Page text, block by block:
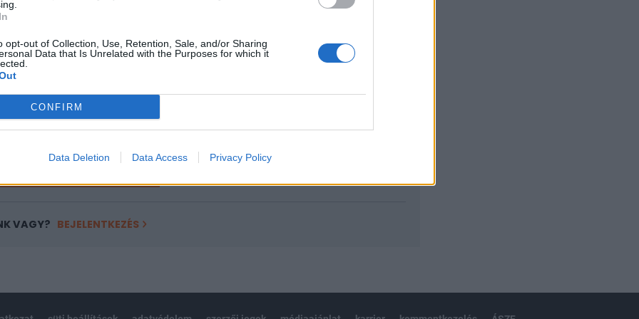
opt-out of Collection, Use, Retention, Sale, and/or Sharing
Data that Is Unrelated with the Purposes for which it
CONFIRM
Data Deletion Data Access Privacy Policy
portfolio.hu hírarchívumához tartozik, melynek olvasása előfizetéses
tartalmazza:
cikkarchívum
elmúlt 2 év napon belüli
VAGY? BEJELENTKEZÉS